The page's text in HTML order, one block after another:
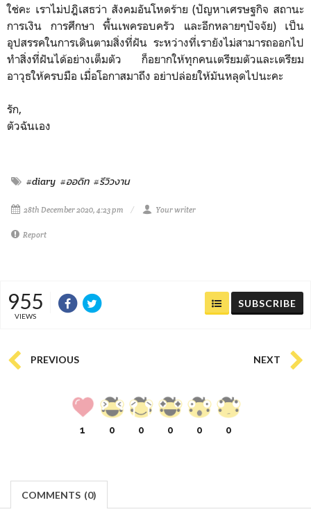
ใช่คะ เราไม่ปฎิเสธว่า สังคมอันโหดร้าย (ปัญหาเศรษฐกิจ สถานะ
การเงิน การศึกษา พื้นเพครอบครัว และอีกหลายๆปัจจัย) เป็น
อุปสรรคในการเดินตามสิ่งที่ฝัน ระหว่างที่เรายังไม่สามารถออกไป
ทำสิ่งที่ฝันได้อย่างเต็มตัว ก็อยากให้ทุกคนเตรียมตัวและเตรียม
อาวุธให้ครบมือ เมื่อโอกาสมาถึง อย่าปล่อยให้มันหลุดไปนะคะ
รัก,
ตัวฉันเอง
#diary #ออดิท #รีวิวงาน
28th December 2020, 4:23 pm Your writer
Report
955
VIEWS
SUBSCRIBE
PREVIOUS NEXT
1 0 0 0 0 0
COMMENTS (0)